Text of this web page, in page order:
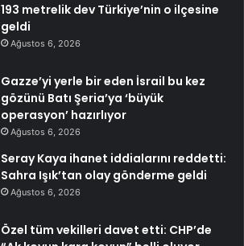
193 metrelik dev Türkiye’nin o ilçesine
geldi
Ağustos 6, 2026
Gazze’yi yerle bir eden İsrail bu kez
gözünü Batı Şeria’ya ‘büyük
operasyon’ hazırlıyor
Ağustos 6, 2026
Seray Kaya ihanet iddialarını reddetti:
Sahra Işık’tan olay gönderme geldi
Ağustos 6, 2026
Özel tüm vekilleri davet etti: CHP’de